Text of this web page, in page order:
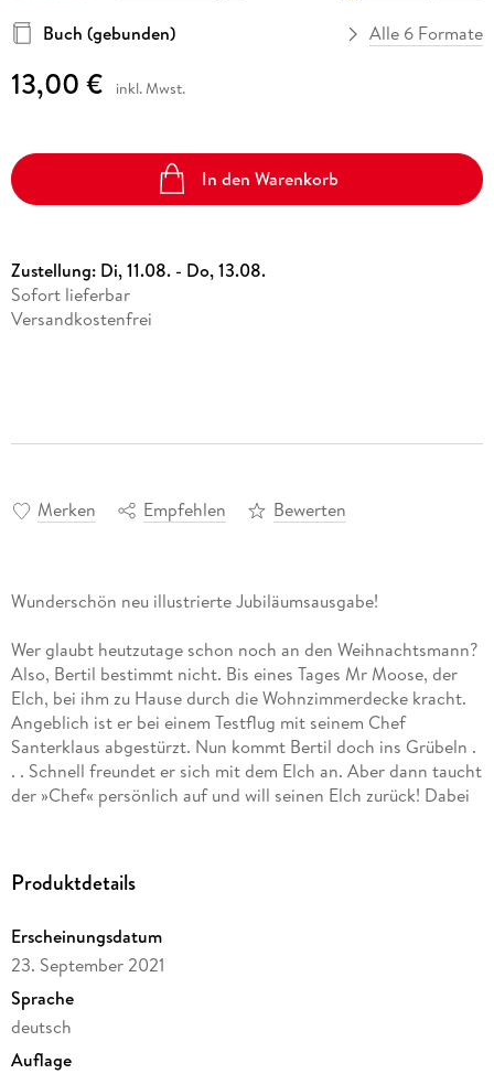
Buch (gebunden)
Alle 6 Formate
13,00 € inkl. Mwst.
In den Warenkorb
Zustellung: Di, 11.08. - Do, 13.08.
Sofort lieferbar
Versandkostenfrei
Merken Empfehlen Bewerten
Wunderschön neu illustrierte Jubiläumsausgabe!
Wer glaubt heutzutage schon noch an den Weihnachtsmann?
Also, Bertil bestimmt nicht. Bis eines Tages Mr Moose, der
Elch, bei ihm zu Hause durch die Wohnzimmerdecke kracht.
Angeblich ist er bei einem Testflug mit seinem Chef
Santerklaus abgestürzt. Nun kommt Bertil doch ins Grübeln .
. . Schnell freundet er sich mit dem Elch an. Aber dann taucht
der »Chef« persönlich auf und will seinen Elch zurück! Dabei
Jugendbuchautoren Deutschlands. « Die Zeit
Produktdetails
Erscheinungsdatum
23. September 2021
Sprache
deutsch
Auflage